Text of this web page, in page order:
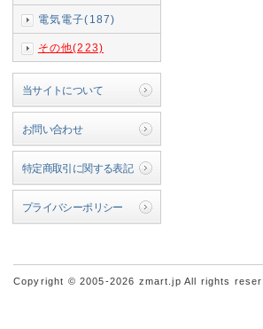
電気電子(187)
その他(223)
当サイトについて
お問い合わせ
特定商取引に関する表記
プライバシーポリシー
Copyright © 2005-2026 zmart.jp All rights